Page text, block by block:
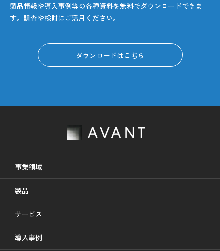
製品情報や導入事例等の各種資料を無料でダウンロードできま
す。調査や検討にご活用ください。
ダウンロードはこちら
事業領域
製品
サービス
導入事例